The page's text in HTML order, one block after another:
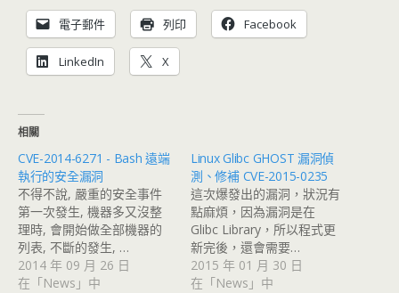
電子郵件 列印 Facebook
LinkedIn X
相關
CVE-2014-6271 - Bash 遠端
執行的安全漏洞
不得不說, 嚴重的安全事件
第一次發生, 機器多又沒整
理時, 會開始做全部機器的
列表, 不斷的發生, …
2014 年 09 月 26 日
在「News」中
Linux Glibc GHOST 漏洞偵
測、修補 CVE-2015-0235
這次爆發出的漏洞，狀況有
點麻煩，因為漏洞是在
Glibc Library，所以程式更
新完後，還會需要…
2015 年 01 月 30 日
在「News」中